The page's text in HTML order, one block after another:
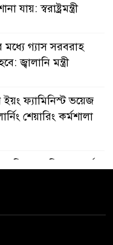
যায়: স্বরাষ্ট্রমন্ত্রী
মধ্যে গ্যাস সরবরাহ
জ্বালানি মন্ত্রী
ইয়ং ফ্যামিনিস্ট ভয়েজ
শেয়ারিং কর্মশালা